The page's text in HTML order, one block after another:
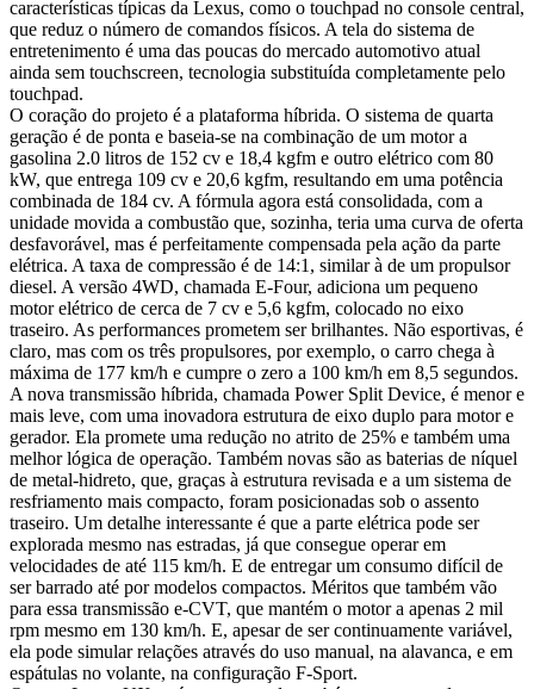
características típicas da Lexus, como o touchpad no console central,
que reduz o número de comandos físicos. A tela do sistema de
entretenimento é uma das poucas do mercado automotivo atual
ainda sem touchscreen, tecnologia substituída completamente pelo
touchpad.
O coração do projeto é a plataforma híbrida. O sistema de quarta
geração é de ponta e baseia-se na combinação de um motor a
gasolina 2.0 litros de 152 cv e 18,4 kgfm e outro elétrico com 80
kW, que entrega 109 cv e 20,6 kgfm, resultando em uma potência
combinada de 184 cv. A fórmula agora está consolidada, com a
unidade movida a combustão que, sozinha, teria uma curva de oferta
desfavorável, mas é perfeitamente compensada pela ação da parte
elétrica. A taxa de compressão é de 14:1, similar à de um propulsor
diesel. A versão 4WD, chamada E-Four, adiciona um pequeno
motor elétrico de cerca de 7 cv e 5,6 kgfm, colocado no eixo
traseiro. As performances prometem ser brilhantes. Não esportivas, é
claro, mas com os três propulsores, por exemplo, o carro chega à
máxima de 177 km/h e cumpre o zero a 100 km/h em 8,5 segundos.
A nova transmissão híbrida, chamada Power Split Device, é menor e
mais leve, com uma inovadora estrutura de eixo duplo para motor e
gerador. Ela promete uma redução no atrito de 25% e também uma
melhor lógica de operação. Também novas são as baterias de níquel
de metal-hidreto, que, graças à estrutura revisada e a um sistema de
resfriamento mais compacto, foram posicionadas sob o assento
traseiro. Um detalhe interessante é que a parte elétrica pode ser
explorada mesmo nas estradas, já que consegue operar em
velocidades de até 115 km/h. E de entregar um consumo difícil de
ser barrado até por modelos compactos. Méritos que também vão
para essa transmissão e-CVT, que mantém o motor a apenas 2 mil
rpm mesmo em 130 km/h. E, apesar de ser continuamente variável,
ela pode simular relações através do uso manual, na alavanca, e em
espátulas no volante, na configuração F-Sport.